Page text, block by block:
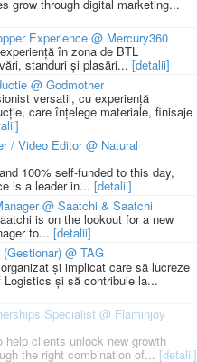
grow through digital marketing...
Experience @ Mercury360
în zona de BTL
standuri și plasări... [detalii]
@ Godmother
versatil, cu experiență
care înțelege materiale, finisaje
/ Video Editor @ Natural
100% self-funded to this day,
is a leader in... [detalii]
@ Saatchi & Saatchi
is on the lookout for a new
to... [detalii]
@ TAG
și implicat care să lucreze
Logistics și să contribuie la...
Specialist @ Flaminjoy
help clients unlock new growth
the right combination of... [detalii]